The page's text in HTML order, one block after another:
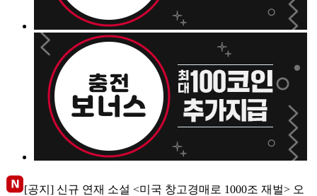
[공지] 신규 연재 소설 <미국 창고경매로 1000조 재벌> 오